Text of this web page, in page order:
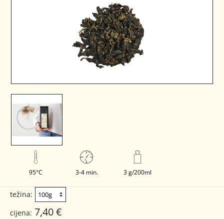
95°C 3-4 min. 3 g/200ml
težina:
cijena: 7,40 €